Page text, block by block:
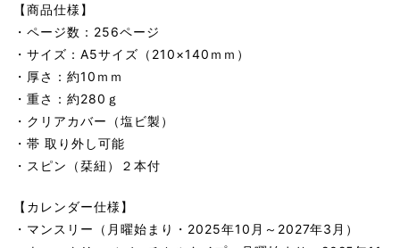
【商品仕様】
・ページ数：256ページ
・サイズ：A5サイズ（210×140ｍｍ）
・厚さ：約10ｍｍ
・重さ：約280ｇ
・クリアカバー（塩ビ製）
・帯 取り外し可能
・スピン（栞紐）２本付
【カレンダー仕様】
・マンスリー（月曜始まり・2025年10月～2027年3月）